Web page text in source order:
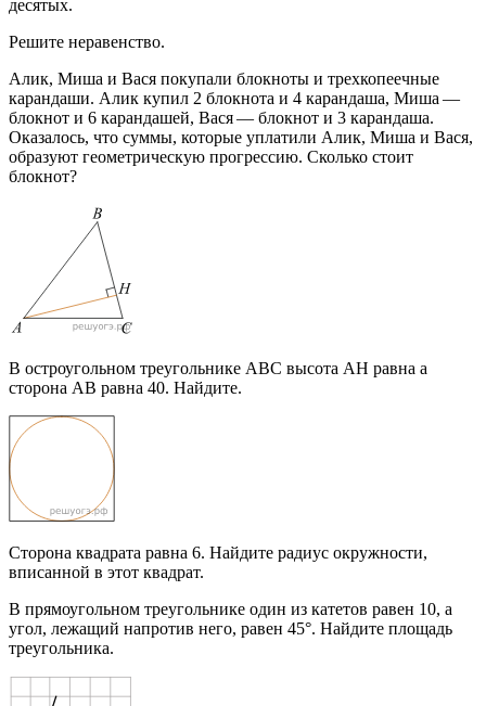
десятых.
Решите неравенство.
Алик, Миша и Вася покупали блокноты и трехкопеечные
карандаши. Алик купил 2 блокнота и 4 карандаша, Миша —
блокнот и 6 карандашей, Вася — блокнот и 3 карандаша.
Оказалось, что суммы, которые уплатили Алик, Миша и Вася,
образуют геометрическую прогрессию. Сколько стоит
блокнот?
В остроугольном треугольнике ABC высота AH равна а
сторона AB равна 40. Найдите.
Сторона квадрата равна 6. Найдите радиус окружности,
вписанной в этот квадрат.
В прямоугольном треугольнике один из катетов равен 10, а
угол, лежащий напротив него, равен 45°. Найдите площадь
треугольника.